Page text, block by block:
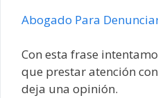
Abogado Para
Con esta frase
que prestar atención
deja una opinión.